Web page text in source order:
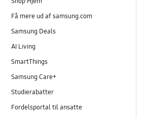
Få mere ud af samsung.com
Samsung Deals
AI Living
SmartThings
Samsung Care+
Studierabatter
Fordelsportal til ansatte